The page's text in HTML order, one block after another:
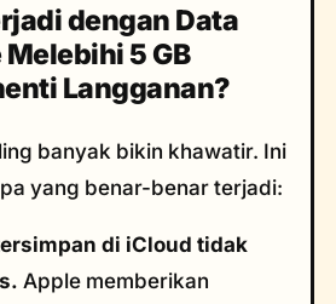
dengan Data
5 GB
Langganan?
banyak bikin khawatir. Ini
yang benar-benar terjadi:
di iCloud tidak
Apple memberikan